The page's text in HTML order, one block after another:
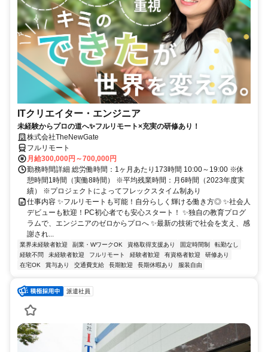
ITクリエイター・エンジニア
未経験からプロの道へ✨フルリモート×充実の研修あり！
株式会社TheNewGate
フルリモート
月給300,000円～700,000円
勤務時間詳細 総労働時間：1ヶ月あたり173時間 10:00～19:00 ※休
憩時間1時間（実働8時間） ※平均残業時間：月6時間（2023年度実
績） ※プロジェクトによってフレックスタイム制あり
仕事内容 ✨フルリモートも可能！自分らしく輝ける働き方◎ ✨社会人
デビューも歓迎！PC初心者でも安心スタート！ ✨独自の教育プログ
ラムで、エンジニアのゼロからプロへ ✨最新の技術で社会を支え、感
謝され...
業界未経験者歓迎 副業・WワークOK 資格取得支援あり 固定時間制
転勤なし
経験不問
未経験者歓迎 フルリモート 経験者歓迎 有資格者歓迎
研修あり
在宅OK
賞与あり 交通費支給 長期歓迎 長期休暇あり 服装自由
派遣社員